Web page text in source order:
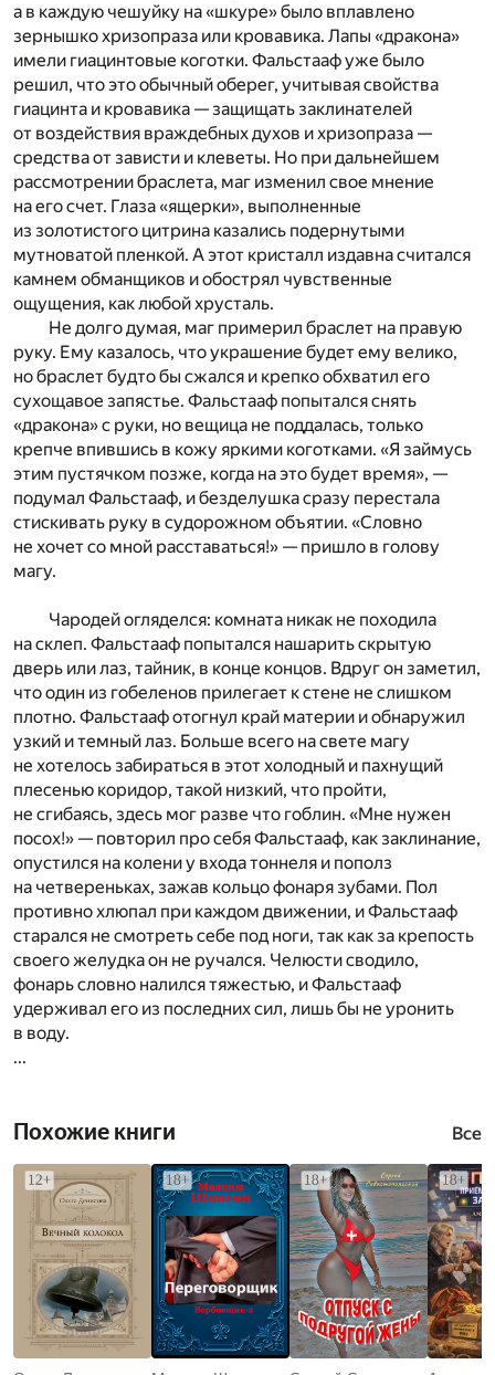
а в каждую чешуйку на «шкуре» было вплавлено
зернышко хризопраза или кровавика. Лапы «дракона»
имели гиацинтовые коготки. Фальстааф уже было
решил, что это обычный оберег, учитывая свойства
гиацинта и кровавика — защищать заклинателей
от воздействия враждебных духов и хризопраза —
средства от зависти и клеветы. Но при дальнейшем
рассмотрении браслета, маг изменил свое мнение
на его счет. Глаза «ящерки», выполненные
из золотистого цитрина казались подернутыми
мутноватой пленкой. А этот кристалл издавна считался
камнем обманщиков и обострял чувственные
ощущения, как любой хрусталь.
Не долго думая, маг примерил браслет на правую
руку. Ему казалось, что украшение будет ему велико,
но браслет будто бы сжался и крепко обхватил его
сухощавое запястье. Фальстааф попытался снять
«дракона» с руки, но вещица не поддалась, только
крепче впившись в кожу яркими коготками. «Я займусь
этим пустячком позже, когда на это будет время», —
подумал Фальстааф, и безделушка сразу перестала
стискивать руку в судорожном объятии. «Словно
не хочет со мной расставаться!» — пришло в голову
магу.
Чародей огляделся: комната никак не походила
на склеп. Фальстааф попытался нашарить скрытую
дверь или лаз, тайник, в конце концов. Вдруг он заметил,
что один из гобеленов прилегает к стене не слишком
плотно. Фальстааф отогнул край материи и обнаружил
узкий и темный лаз. Больше всего на свете магу
не хотелось забираться в этот холодный и пахнущий
плесенью коридор, такой низкий, что пройти,
не сгибаясь, здесь мог разве что гоблин. «Мне нужен
посох!» — повторил про себя Фальстааф, как заклинание,
опустился на колени у входа тоннеля и пополз
на четвереньках, зажав кольцо фонаря зубами. Пол
противно хлюпал при каждом движении, и Фальстааф
старался не смотреть себе под ноги, так как за крепость
своего желудка он не ручался. Челюсти сводило,
фонарь словно налился тяжестью, и Фальстааф
удерживал его из последних сил, лишь бы не уронить
в воду.
...
Похожие книги Все